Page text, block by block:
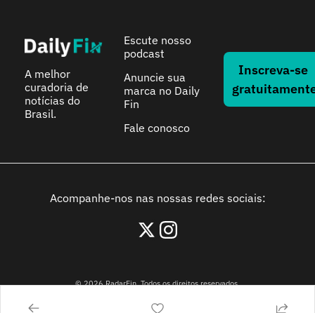
A melhor
curadoria de
notícias do
Brasil.
Escute nosso
podcast
Anuncie sua
marca no Daily
Fin
Fale conosco
Inscreva-se
Acompanhe-nos nas nossas redes sociais:
© 2026 RadarFin. Todos os direitos reservados.